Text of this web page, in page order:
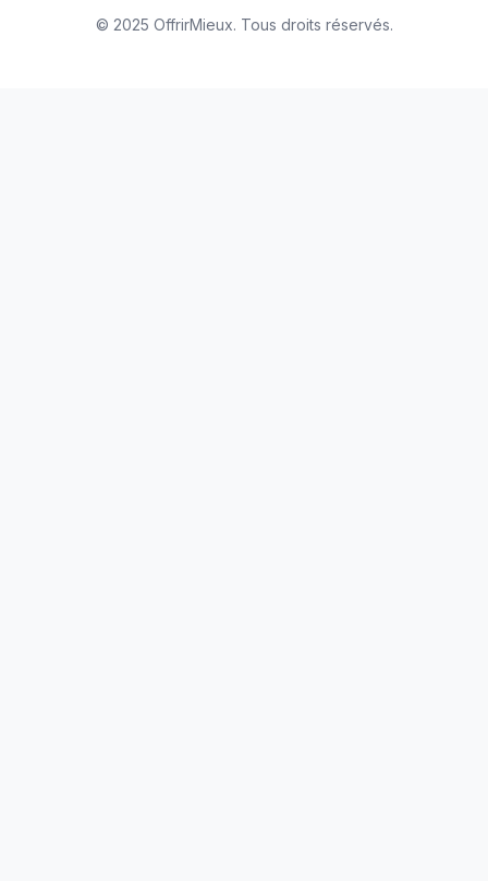
© 2025 OffrirMieux. Tous droits réservés.